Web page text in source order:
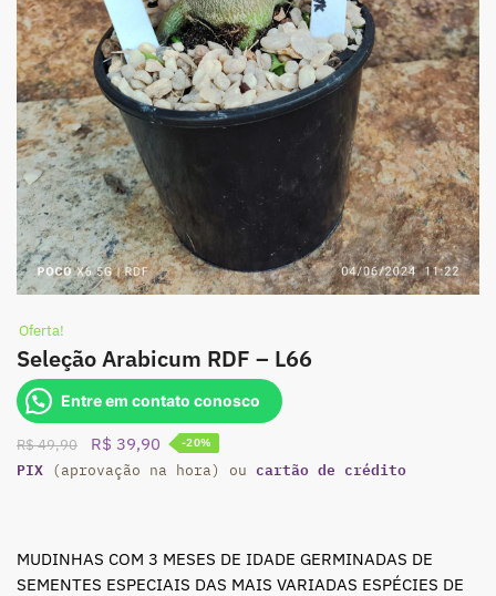
Oferta!
Seleção Arabicum RDF – L66
Entre em contato conosco
R$49,90
O
preço
R$ 39,90 O
preço
-20%
PIX (aprovação na hora) ou cartão de crédito
MUDINHAS COM 3 MESES DE IDADE GERMINADAS DE
SEMENTES ESPECIAIS DAS MAIS VARIADAS ESPÉCIES DE